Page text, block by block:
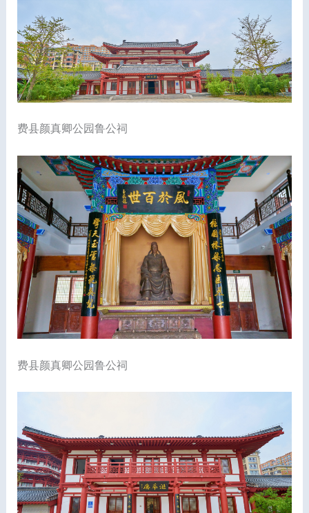
费县颜真卿公园鲁公祠
费县颜真卿公园鲁公祠